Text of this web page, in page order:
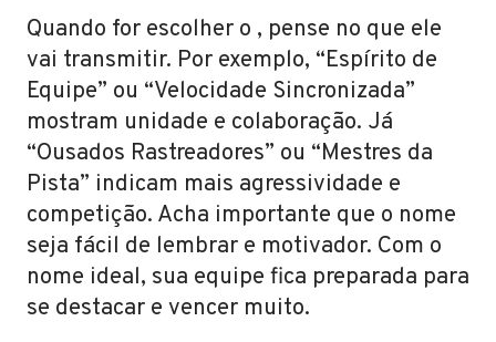
Quando for escolher o , pense no que ele
vai transmitir. Por exemplo, “Espírito de
Equipe” ou “Velocidade Sincronizada”
mostram unidade e colaboração. Já
“Ousados Rastreadores” ou “Mestres da
Pista” indicam mais agressividade e
competição. Acha importante que o nome
seja fácil de lembrar e motivador. Com o
nome ideal, sua equipe fica preparada para
se destacar e vencer muito.